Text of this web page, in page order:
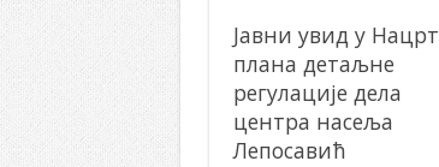
Јавни увид у Нацрт
плана детаљне
регулације дела
центра насеља
Лепосавић